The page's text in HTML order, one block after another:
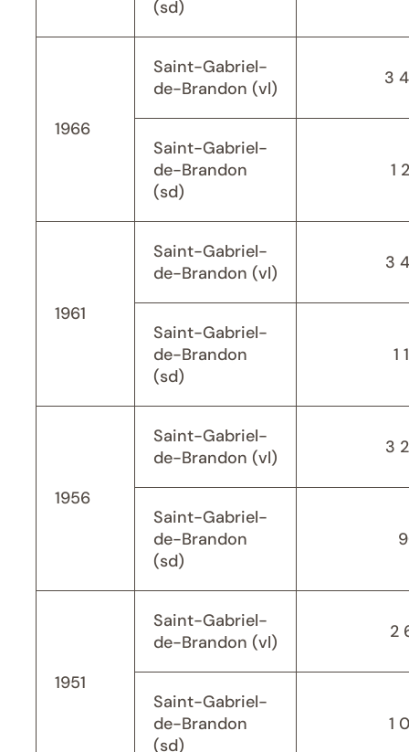
(sd)
1966
Saint-Gabriel-
de-Brandon (vl)
3
Saint-Gabriel-
de-Brandon
(sd)
1
1961
Saint-Gabriel-
de-Brandon (vl)
3
Saint-Gabriel-
de-Brandon
(sd)
1
1956
Saint-Gabriel-
de-Brandon (vl)
3
Saint-Gabriel-
de-Brandon
(sd)
1951
Saint-Gabriel-
de-Brandon (vl)
2
Saint-Gabriel-
de-Brandon
(sd)
1